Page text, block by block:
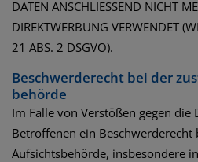
DATEN ANSCHLIESSEND NICHT
DIREKTWERBUNG VERWENDET
21 ABS. 2 DSGVO).
Beschwerde­recht bei der
behörde
Im Falle von Verstößen gegen die
Betroffenen ein Beschwerderecht
Aufsichtsbehörde, insbesondere